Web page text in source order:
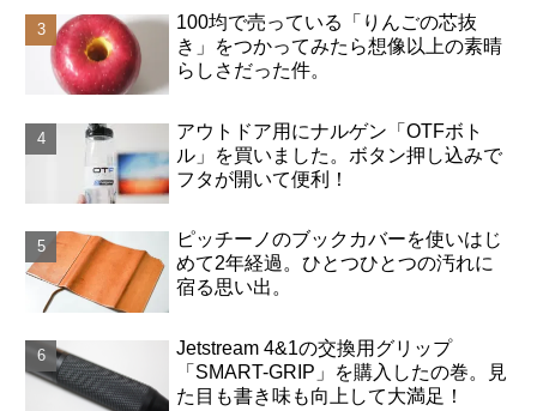
100均で売っている「りんごの芯抜
き」をつかってみたら想像以上の素晴
らしさだった件。
アウトドア用にナルゲン「OTFボト
ル」を買いました。ボタン押し込みで
フタが開いて便利！
ピッチーノのブックカバーを使いはじ
めて2年経過。ひとつひとつの汚れに
宿る思い出。
Jetstream 4&1の交換用グリップ
「SMART-GRIP」を購入したの巻。見
た目も書き味も向上して大満足！